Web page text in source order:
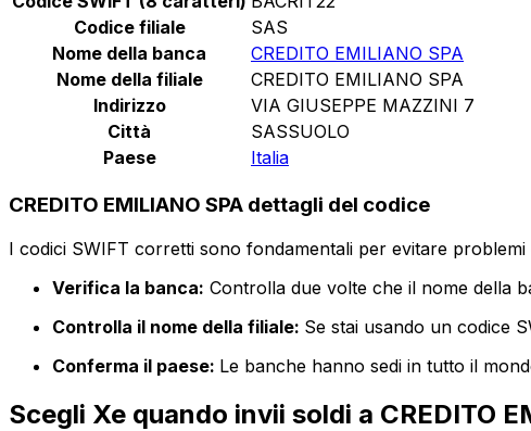
Codice filiale
SAS
Nome della banca
CREDITO EMILIANO SPA
Nome della filiale
CREDITO EMILIANO SPA
Indirizzo
VIA GIUSEPPE MAZZINI 7
Città
SASSUOLO
Paese
Italia
CREDITO EMILIANO SPA dettagli del codice
I codici SWIFT corretti sono fondamentali per evitare
Verifica la banca: Controlla due volte che il nome della
Controlla il nome della filiale: Se stai usando un codice
Conferma il paese: Le banche hanno sedi in tutto il
Scegli Xe quando invii soldi a CREDITO